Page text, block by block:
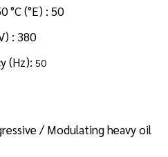
°C (°E) : 50
: 380
(Hz):50
/ Modulating heavy oil